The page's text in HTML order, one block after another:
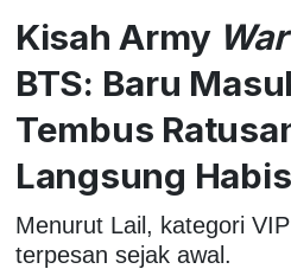
Kisah ArmyWar
BTS: Baru
Tembus
Langsung Habis
Menurut Lail, kategori
terpesan sejak awal.